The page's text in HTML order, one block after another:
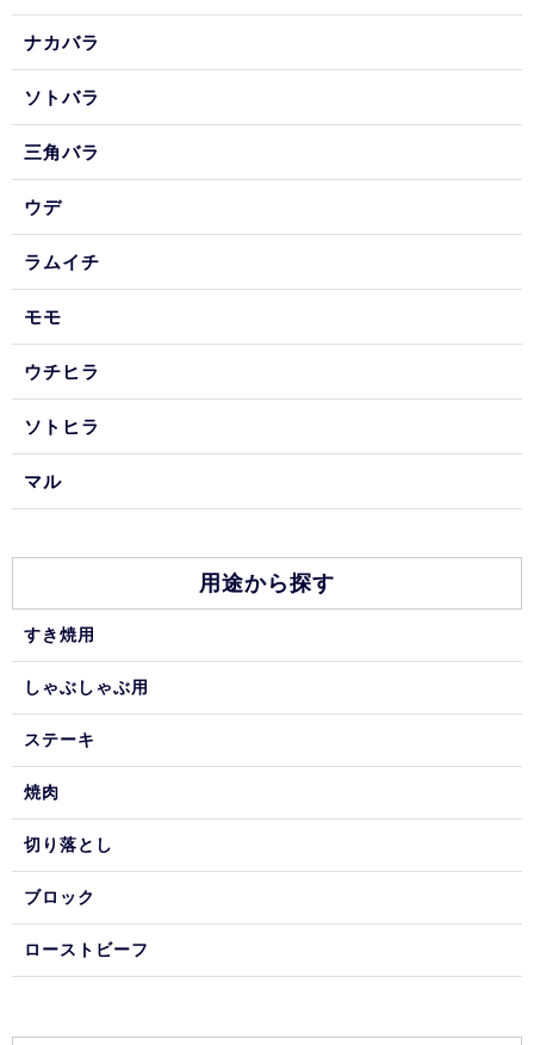
ナカバラ
ソトバラ
三角バラ
ウデ
ラムイチ
モモ
ウチヒラ
ソトヒラ
マル
用途から探す
すき焼用
しゃぶしゃぶ用
ステーキ
焼肉
切り落とし
ブロック
ローストビーフ